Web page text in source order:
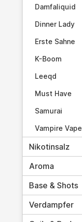
Damfaliquid
Dinner Lady
Erste Sahne
K-Boom
Leeqd
Must Have
Samurai
Vampire Vape
Nikotinsalz
Aroma
Base & Shots
Verdampfer